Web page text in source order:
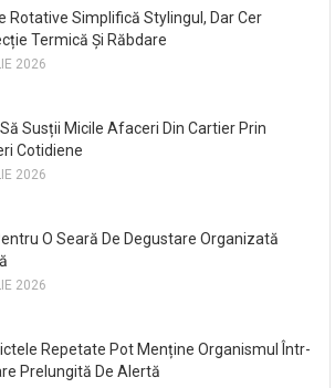
Rotative Simplifică Stylingul, Dar Cer
Termică Și Răbdare
2026
Susții Micile Afaceri Din Cartier Prin
Cotidiene
2026
O Seară De Degustare Organizată
2026
Repetate Pot Menține Organismul Într-
Prelungită De Alertă